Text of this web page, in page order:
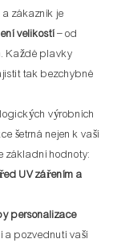
zákazník je
velikostí– od
Každé plavky
tak bezchybné
výrobních
šetrná nejen k vaší
základní hodnoty:
UV zářením a
personalizace
a pozvednutí vaší